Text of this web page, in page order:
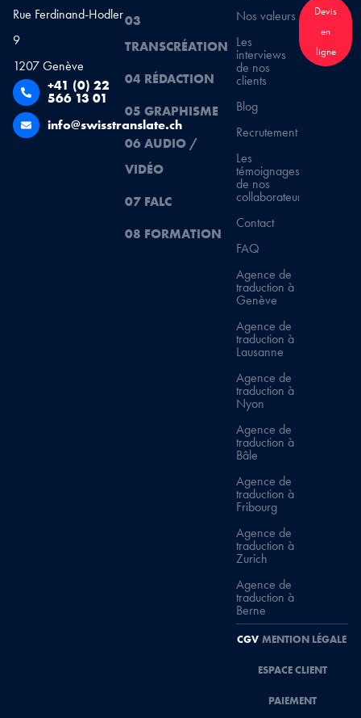
Rue Ferdinand-Hodler
9
1207 Genève
+41 (0) 22
566 13 01
info@swisstranslate.ch
03
TRANSCRÉATION
04 RÉDACTION
05 GRAPHISME
06 AUDIO /
VIDÉO
07 FALC
08 FORMATION
Nos valeurs
Les
interviews
de nos
clients
Blog
Recrutement
Les
témoignages
de nos
collaborateurs
Contact
FAQ
Agence de
traduction à
Genève
Agence de
traduction à
Lausanne
Agence de
traduction à
Nyon
Agence de
traduction à
Bâle
Agence de
traduction à
Fribourg
Agence de
traduction à
Zurich
Agence de
traduction à
Berne
Devis
en
ligne
CGV MENTION LÉGALE
ESPACE CLIENT
PAIEMENT